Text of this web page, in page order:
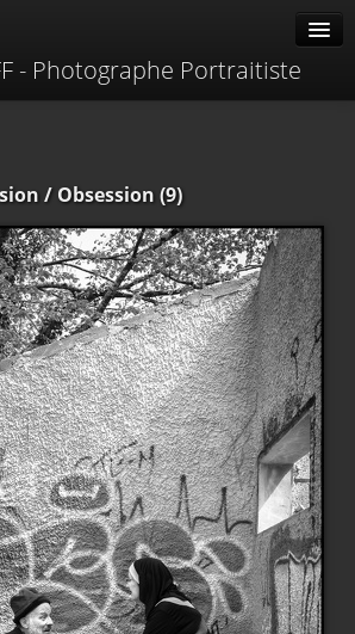
- Photographe Portraitiste
/ Obsession (9)